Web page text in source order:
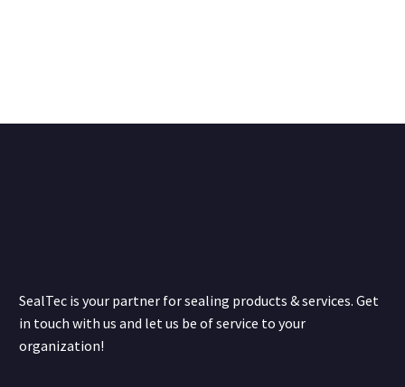
SealTec is your partner for sealing products & services. Get
in touch with us and let us be of service to your
organization!